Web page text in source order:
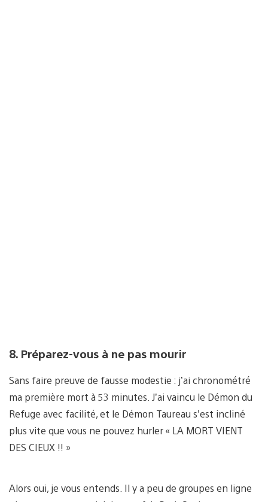
8. Préparez-vous à ne pas mourir
Sans faire preuve de fausse modestie : j’ai chronométré
ma première mort à 53 minutes. J’ai vaincu le Démon du
Refuge avec facilité, et le Démon Taureau s’est incliné
plus vite que vous ne pouvez hurler « LA MORT VIENT
DES CIEUX !! »
Alors oui, je vous entends. Il y a peu de groupes en ligne